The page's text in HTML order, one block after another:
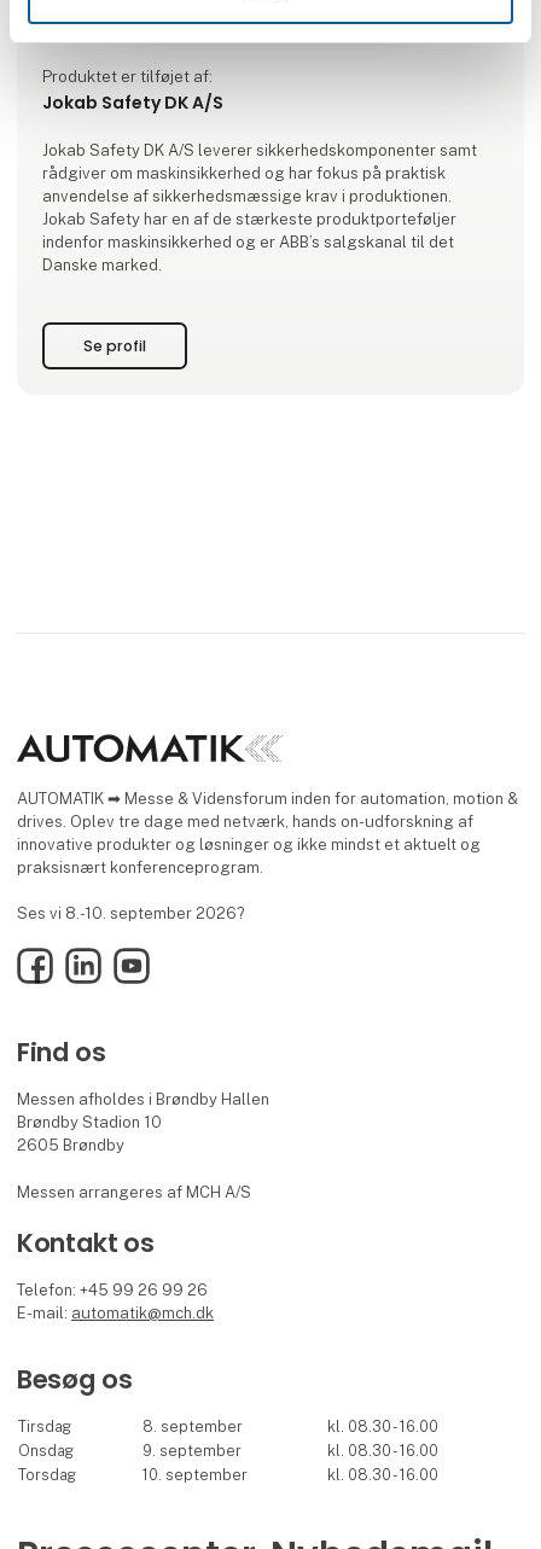
Produktet er tilføjet af:
Jokab Safety DK A/S
Jokab Safety DK A/S leverer sikkerhedskomponenter samt
rådgiver om maskinsikkerhed og har fokus på praktisk
anvendelse af sikkerhedsmæssige krav i produktionen.
Jokab Safety har en af de stærkeste produktporteføljer
indenfor maskinsikkerhed og er ABB’s salgskanal til det
Danske marked.
Se profil
AUTOMATIK ➡ Messe & Vidensforum inden for automation, motion &
drives. Oplev tre dage med netværk, hands on-udforskning af
innovative produkter og løsninger og ikke mindst et aktuelt og
praksisnært konferenceprogram.
Ses vi 8.-10. september 2026?
FacebookLinkedInYouTube
Find os
Messen afholdes i Brøndby Hallen
Brøndby Stadion 10
2605 Brøndby
Messen arrangeres af MCH A/S
Kontakt os
Telefon: +45 99 26 99 26
E-mail: automatik@mch.dk
Besøg os
Tirsdag 8. september
kl. 08.30 - 16.00
Onsdag
9. september
kl. 08.30 - 16.00
Torsdag
10. september kl. 08.30 - 16.00